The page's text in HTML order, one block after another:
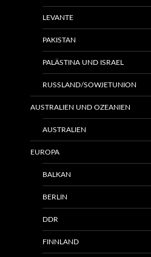
LEVANTE
PAKISTAN
PALÄSTINA UND ISRAEL
RUSSLAND/SOWJETUNION
AUSTRALIEN UND OZEANIEN
AUSTRALIEN
EUROPA
BALKAN
BERLIN
DDR
FINNLAND